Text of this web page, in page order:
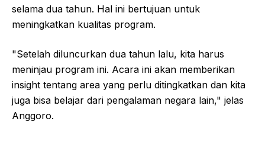
selama dua tahun. Hal ini bertujuan untuk
meningkatkan kualitas program.
"Setelah diluncurkan dua tahun lalu, kita harus
meninjau program ini. Acara ini akan memberikan
insight tentang area yang perlu ditingkatkan dan kita
juga bisa belajar dari pengalaman negara lain," jelas
Anggoro.